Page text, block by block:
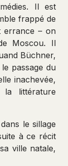
Il est
frappé de
errance – on
Moscou. Il
Büchner,
passage du
inachevée,
littérature
le sillage
à ce récit
ville natale,